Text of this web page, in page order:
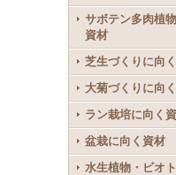
サボテン多肉植
資材
芝生づくりに向
大菊づくりに向
ラン栽培に向く
盆栽に向く資材
水生植物・ビオ